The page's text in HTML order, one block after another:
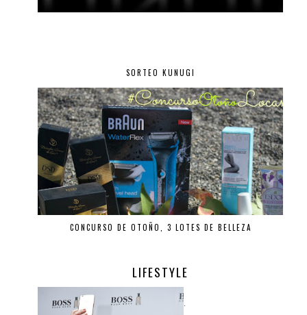
SORTEO KUNUGI
CONCURSO DE OTOÑO, 3 LOTES DE BELLEZA
LIFESTYLE
.